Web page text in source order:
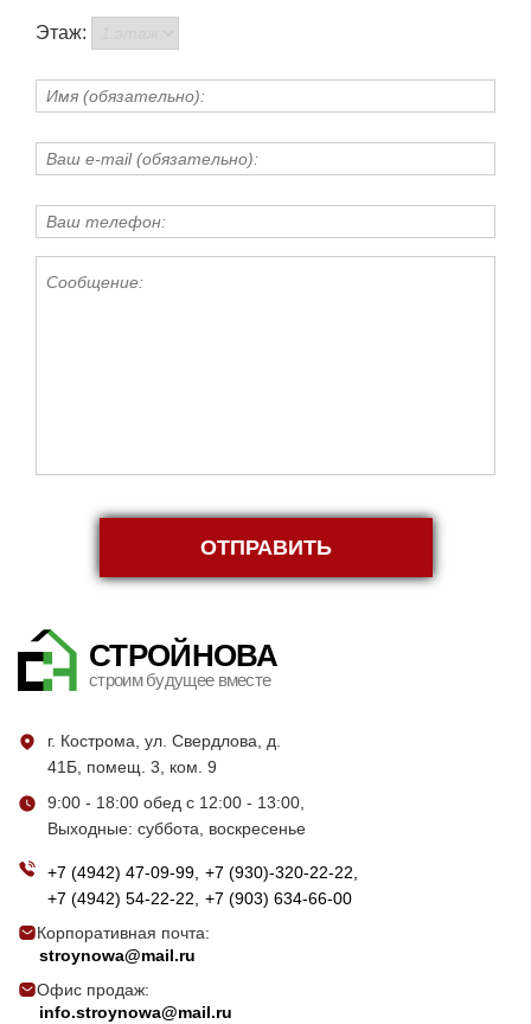
Этаж:
ОТПРАВИТЬ
СТРОЙНОВА
строим будущее вместе
г. Кострома, ул. Свердлова, д.
41Б, помещ. 3, ком. 9
9:00 - 18:00 обед с 12:00 - 13:00,
Выходные: суббота, воскресенье
+7 (4942) 47-09-99 +7 (930)-320-22-22
+7 (4942) 54-22-22
+7 (903) 634-66-00
Корпоративная почта:
stroynowa@mail.ru
Офис продаж:
info.stroynowa@mail.ru